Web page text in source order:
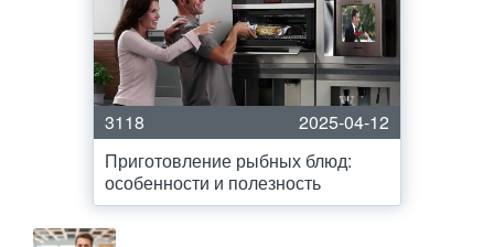
3118
2025-04-12
Приготовление рыбных блюд:
особенности и полезность